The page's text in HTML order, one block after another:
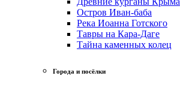
Остров Иван-баба
Река Иоанна Готского
Тавры на Кара-Даге
Тайна каменных колец
Города и посёлки